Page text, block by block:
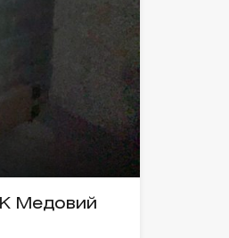
Медовий